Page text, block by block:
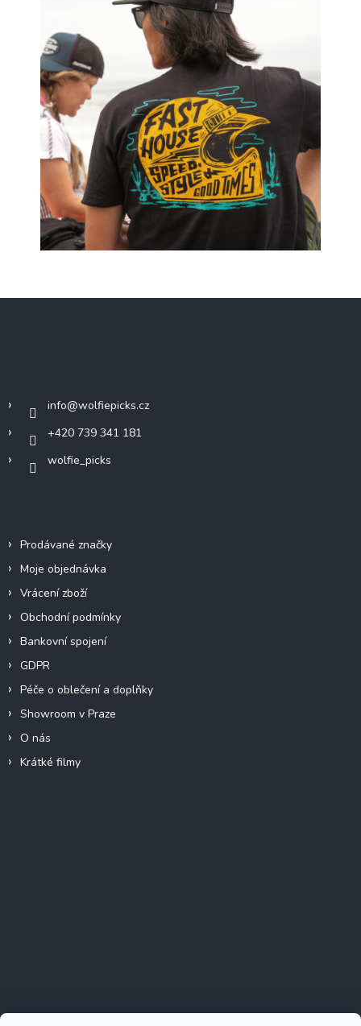
info@wolfiepicks.cz
+420 739 341 181
wolfie_picks
Prodávané značky
Moje objednávka
Vrácení zboží
Obchodní podmínky
Bankovní spojení
GDPR
Péče o oblečení a doplňky
Showroom v Praze
O nás
Krátké filmy